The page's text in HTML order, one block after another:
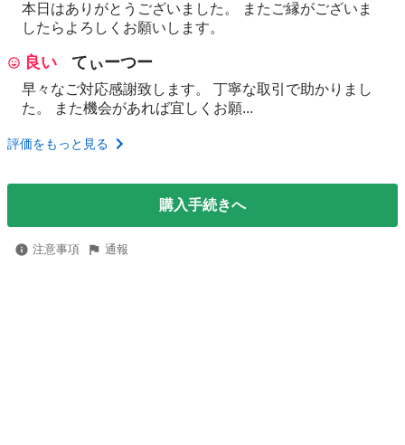
本日はありがとうございました。 またご縁がございま
したらよろしくお願いします。
良い てぃーつー
早々なご対応感謝致します。 丁寧な取引で助かりまし
た。 また機会があれば宜しくお願...
評価をもっと見る
購入手続きへ
注意事項 通報